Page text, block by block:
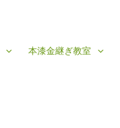
本漆金継ぎ教室